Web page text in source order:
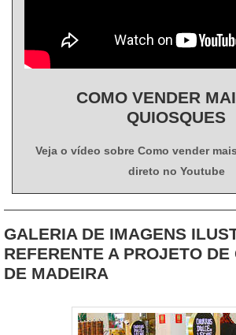
COMO VENDER
QUIOSQUES
Veja o vídeo sobre Como vender
direto no Youtube
GALERIA DE IMAGENS
REFERENTE A PROJETO DE
DE MADEIRA